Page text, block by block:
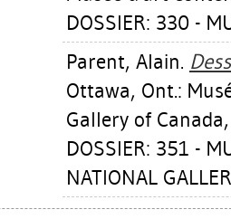
DOSSIER: 330 -
Parent, Alain.
Ottawa, Ont.:
Gallery of
DOSSIER: 351 -
NATIONAL